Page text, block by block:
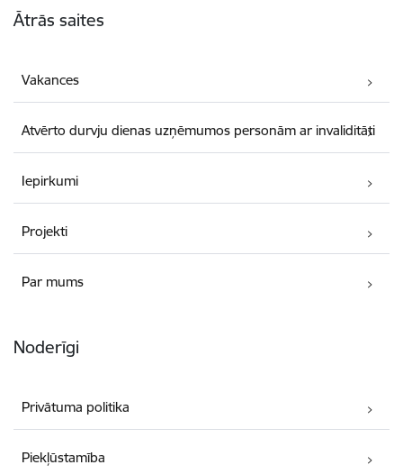
Ātrās saites
Vakances
Atvērto durvju dienas uzņēmumos personām ar invaliditāti
Iepirkumi
Projekti
Par mums
Noderīgi
Privātuma politika
Piekļūstamība